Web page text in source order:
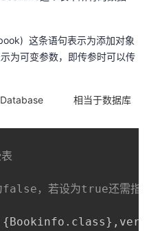
这条语句表示为添加对象
为可变参数，即传参时可以传
相当于数据库
，若设为true还需指
{Bookinfo . class} ,